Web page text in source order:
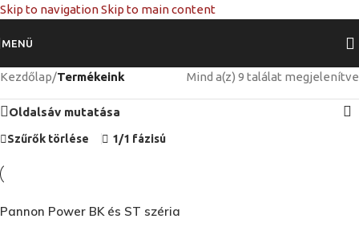
Skip to navigationSkip to main content
MENÜ
Kezdőlap/Termékeink Mind a(z) 9 találat megjelenítve
Oldalsáv mutatása
Szűrők törlése 1/1 fázisú
Pannon Power BK és ST széria